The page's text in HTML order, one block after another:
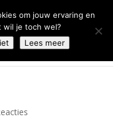
om jouw ervaring en
wil je toch wel?
Lees meer